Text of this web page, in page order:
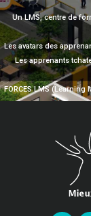
Un LMS, centre de
Les avatars des
Les apprenants
FORCES LMS (Learning